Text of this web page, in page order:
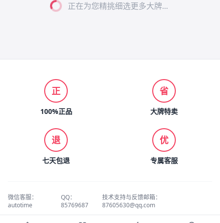
正在为您精挑细选更多大牌...
正
100%正品
省
大牌特卖
退
七天包退
优
专属客服
微信客服：
autotime
QQ：
85769687
技术支持与反馈邮箱：
87605630@qq.com
© 2026 名品折扣 版权所有.